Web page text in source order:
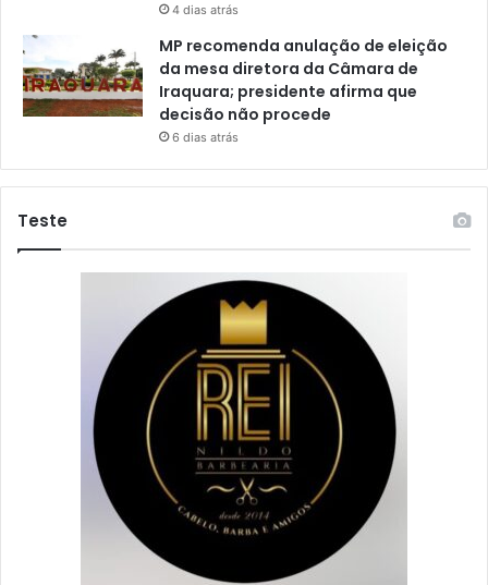
4 dias atrás
MP recomenda anulação de eleição
da mesa diretora da Câmara de
Iraquara; presidente afirma que
decisão não procede
6 dias atrás
Teste